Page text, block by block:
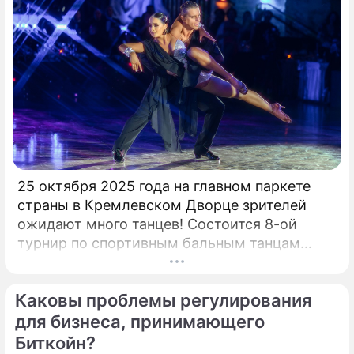
25 октября 2025 года на главном паркете
страны в Кремлевском Дворце зрителей
ожидают много танцев! Состоится 8-ой
турнир по спортивным бальным танцам
"Кубок Кремля – Гордость России!". Будет
европейской и латиноамериканской
программах среди любителей,
профессионалов и Про-Эм пар. Организатор
Каковы проблемы регулирования
для бизнеса, принимающего
Биткойн?